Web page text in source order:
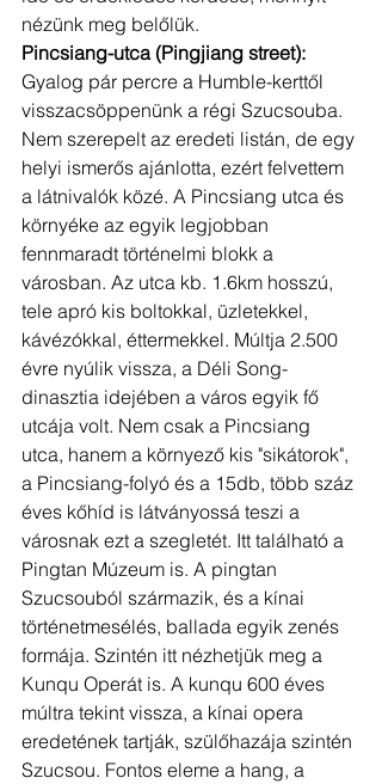
nézünk meg belőlük.
Pincsiang-utca (Pingjiang street):
Gyalog pár percre a Humble-kerttől
visszacsöppenünk a régi Szucsouba.
Nem szerepelt az eredeti listán, de egy
helyi ismerős ajánlotta, ezért felvettem
a látnivalók közé. A Pincsiang utca és
környéke az egyik legjobban
fennmaradt történelmi blokk a
városban. Az utca kb. 1.6km hosszú,
tele apró kis boltokkal, üzletekkel,
kávézókkal, éttermekkel. Múltja 2.500
évre nyúlik vissza, a Déli Song-
dinasztia idejében a város egyik fő
utcája volt. Nem csak a Pincsiang
utca, hanem a környező kis "sikátorok",
a Pincsiang-folyó és a 15db, több száz
éves kőhíd is látványossá teszi a
városnak ezt a szegletét. Itt található a
Pingtan Múzeum is. A pingtan
Szucsouból származik, és a kínai
történetmesélés, ballada egyik zenés
formája. Szintén itt nézhetjük meg a
Kunqu Operát is. A kunqu 600 éves
múltra tekint vissza, a kínai opera
eredetének tartják, szülőhazája szintén
Szucsou. Fontos eleme a hang, a